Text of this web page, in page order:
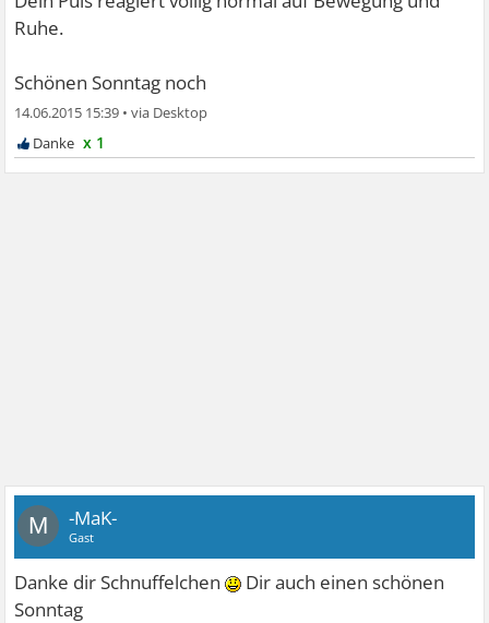
Ruhe.
Schönen Sonntag noch
14.06.2015 15:39 •
x 1
M -MaK-
Gast
Danke dir Schnuffelchen
Dir auch einen schönen
Sonntag